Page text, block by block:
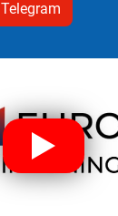
Telegram